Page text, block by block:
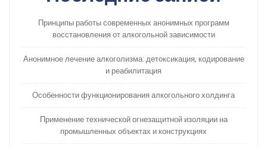
Принципы работы современных анонимных программ
восстановления от алкогольной зависимости
Анонимное лечение алкоголизма: детоксикация, кодирование
и реабилитация
Особенности функционирования алкогольного холдинга
Применение технической огнезащитной изоляции на
промышленных объектах и конструкциях